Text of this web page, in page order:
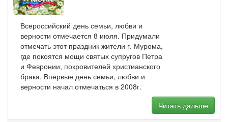
Всероссийский день семьи, любви и
верности отмечается 8 июля. Придумали
отмечать этот праздник жители г. Мурома,
где покоятся мощи святых супругов Петра
и Февронии, покровителей христианского
брака. Впервые день семьи, любви и
верности начал отмечаться в 2008г.
Читать дальше